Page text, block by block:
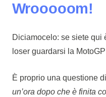
Wrooooom!
Diciamocelo: se siete qui
loser guardarsi la
È proprio una questione
un’ora dopo che è finita